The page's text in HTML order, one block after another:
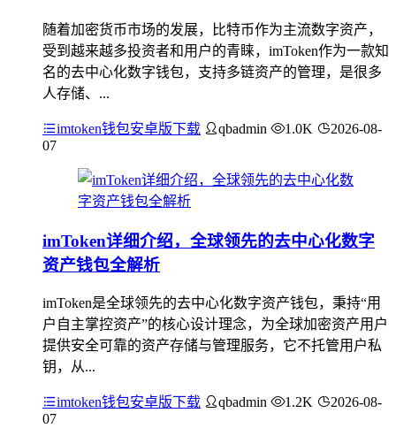
随着加密货币市场的发展，比特币作为主流数字资产，
受到越来越多投资者和用户的青睐，imToken作为一款知
名的去中心化数字钱包，支持多链资产的管理，是很多
人存储、...
imtoken钱包安卓版下载 qbadmin 1.0K
2026-08-
07
imToken详细介绍，全球领先的去中心化数字
资产钱包全解析
imToken是全球领先的去中心化数字资产钱包，秉持“用
户自主掌控资产”的核心设计理念，为全球加密资产用户
提供安全可靠的资产存储与管理服务，它不托管用户私
钥，从...
imtoken钱包安卓版下载 qbadmin 1.2K
2026-08-
07